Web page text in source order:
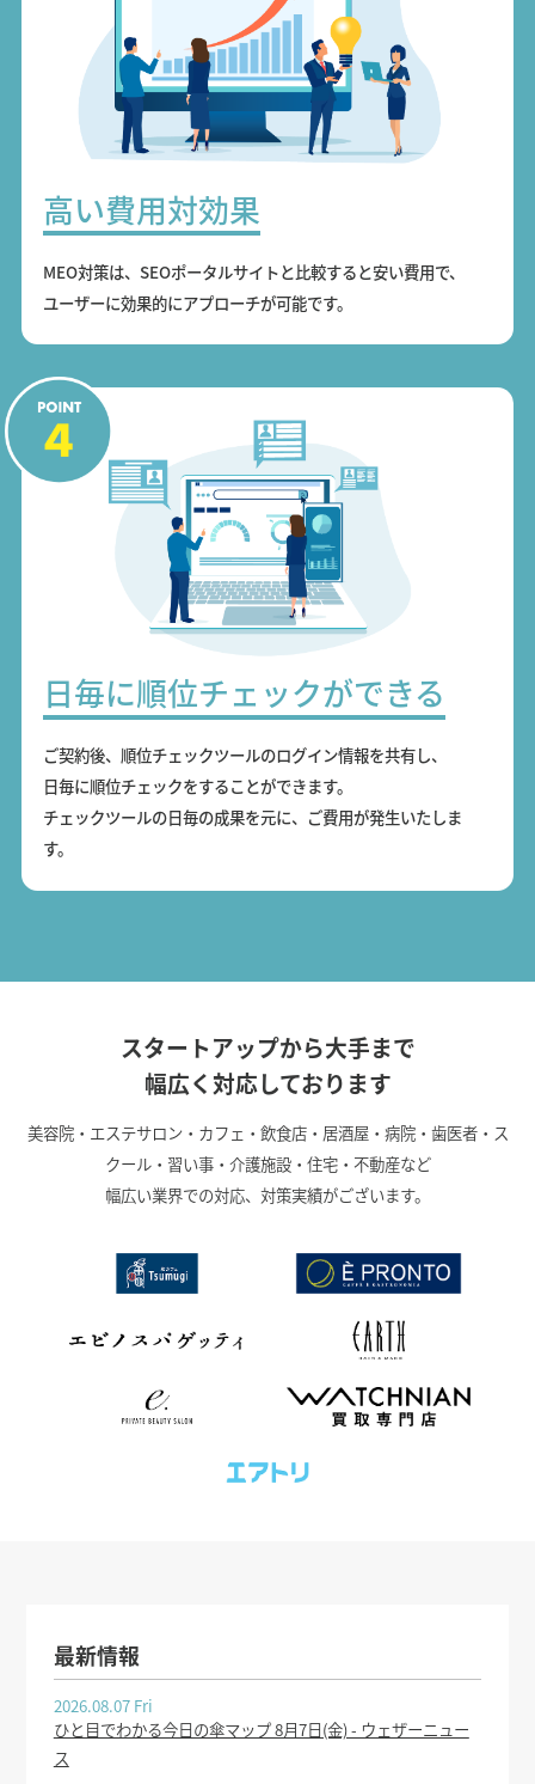
高い費用対効果
MEO対策は、SEOポータルサイトと比較すると安い費用で、
ユーザーに効果的にアプローチが可能です。
日毎に順位チェックができる
ご契約後、順位チェックツールのログイン情報を共有し、
日毎に順位チェックをすることができます。
チェックツールの日毎の成果を元に、ご費用が発生いたしま
す。
スタートアップから大手まで
幅広く対応しております
美容院・エステサロン・カフェ・飲食店・居酒屋・病院・歯医者・ス
クール・習い事・介護施設・住宅・不動産など
幅広い業界での対応、対策実績がございます。
最新情報
2026.08.07 Fri
ひと目でわかる今日の傘マップ 8月7日(金) - ウェザーニュー
ス